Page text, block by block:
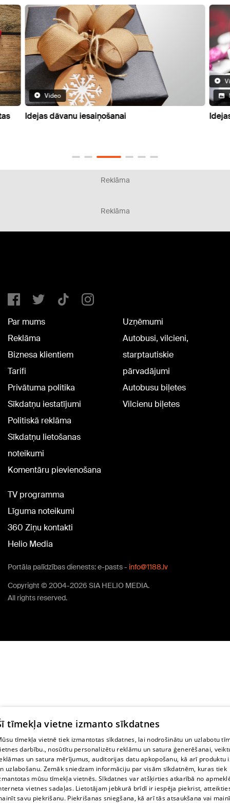
Video
Idejas dāvanu iesaiņošanai
Reklāma
Reklāma
Par mums
Reklāma
Biznesa klientiem
Tarifi
Privātuma politika
Sīkdatņu iestatījumi
Politiskā reklāma
Sīkdatņu lietošanas
noteikumi
Komentāru pievienošana
Uzņēmumi
Autobusi, vilcieni,
starptautiskie
pārvadājumi
Autobusu biļetes
Vilcienu biļetes
TV programma
Līguma noteikumi
360 Ziņu kontakti
Helio Media
Portāla palīdzības dienests: e-pasts - info@1188.lv
Copyright © 2004-2026 SIA HELIO MEDIA.
All rights reserved.
tīmekļa vietne izmanto sīkdatnes
tīmekļa vietnē tiek izmantotas sīkdatnes, lai nodrošinātu un uzlabotu
darbību., nosūtītu personalizētu reklāmu un satura ģenerēšanai,
un satura mērījumus, auditorijas datu apkopošanu, kā arī produktu
uzlabošanu. Zemāk sniedzam informāciju par visām sīkdatnēm, kuras tiek
mūsu tīmekļa vietnēs. Sīkdatnes var atšķirties atkarībā no
vietnes sadaļas. Lietotājam jebkurā brīdī ir iespēja piekrist,
savu piekrišanu. Piekrišanas sniegšana, kā arī tās atsaukšana vai